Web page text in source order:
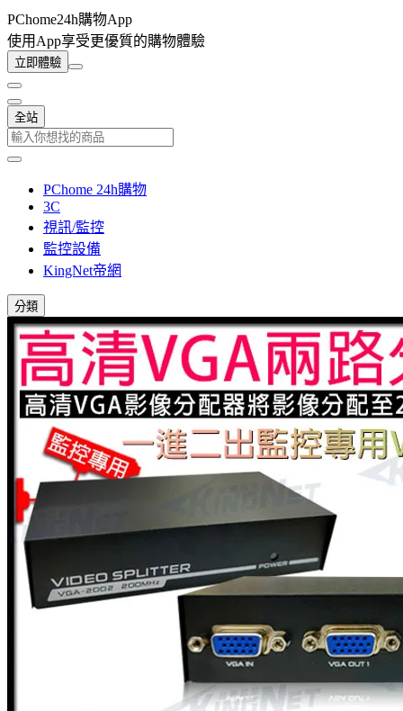
PChome24h購物App
使用App享受更優質的購物體驗
立即體驗
全站
PChome 24h購物
3C
視訊/監控
監控設備
KingNet帝網
分類